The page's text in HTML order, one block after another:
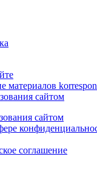
материалов
сайтом
сайтом
соглашение